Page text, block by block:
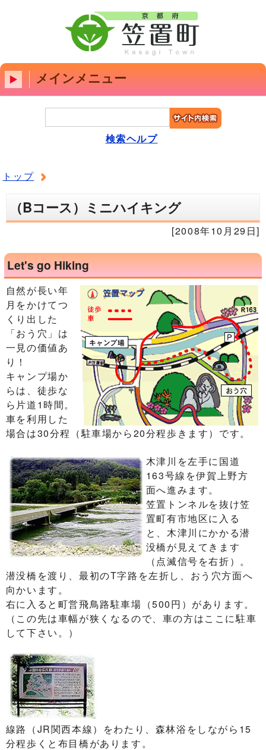
メインメニュー
検索ヘルプ
トップ
（Bコース）ミニハイキング
[2008年10月29日]
Let's go Hiking
自然が長い年
月をかけてつ
くり出した
「おう穴」は
一見の価値あ
り！
キャンプ場か
らは、徒歩な
ら片道1時間。
車を利用した
場合は30分程（駐車場から20分程歩きます）です。
木津川を左手に国道
163号線を伊賀上野方
面へ進みます。
笠置トンネルを抜け笠
置町有市地区に入る
と、木津川にかかる潜
没橋が見えてきます
（点滅信号を右折）。
潜没橋を渡り、最初のT字路を左折し、おう穴方面へ
向かいます。
右に入ると町営飛鳥路駐車場（500円）があります。
（この先は車幅が狭くなるので、車の方はここに駐車
して下さい。）
線路（JR関西本線）をわたり、森林浴をしながら15
分程歩くと布目橋があります。